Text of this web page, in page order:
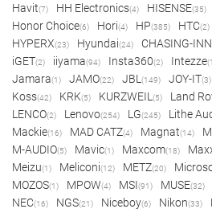
Havit(7) HH Electronics(4) HISENSE(35)
Honor Choice(6) Hori(4) HP(385) HTC(2)
HYPERX(23) Hyundai(24) CHASING-
iGET(2) iiyama(94) Insta360(2) Intezze
Jamara(1) JAMO(22) JBL (149) JOY-IT(3)
Koss(42) KRK(5) KURZWEIL (5) Land
LENCO(2) Lenovo(254) LG(245) Lithe
Mackie(16) MAD CATZ(4) Magnat(14)
M-AUDIO(5) Mavic(1) Maxcom(18)
Meizu(1) Meliconi(12) METZ(20)
MOZOS(1) MPOW(4) MSI(91) MUSE(32)
NEC(16) NGS(21) Niceboy(6) Nikon(33)